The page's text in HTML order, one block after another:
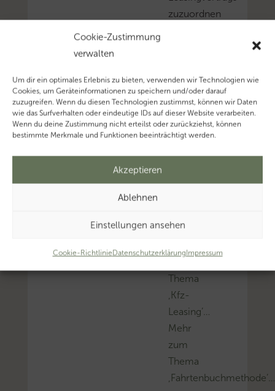
Cookie-Zustimmung
verwalten
Um dir ein optimales Erlebnis zu bieten, verwenden wir Technologien wie
Cookies, um Geräteinformationen zu speichern und/oder darauf
zuzugreifen. Wenn du diesen Technologien zustimmst, können wir Daten
wie das Surfverhalten oder eindeutige IDs auf dieser Website verarbeiten.
Wenn du deine Zustimmung nicht erteilst oder zurückziehst, können
bestimmte Merkmale und Funktionen beeinträchtigt werden.
Akzeptieren
Ablehnen
Einstellungen ansehen
Cookie-RichtlinieDatenschutzerklärungImpressum
zuzuordnen
Mehr
zum
Thema
‚Firmenwagen’…
Nutzung’…
Thema
‚Kfz-
Leasing’…
Mehr
zum
Thema
‚Fahrtenbuchmethode’…